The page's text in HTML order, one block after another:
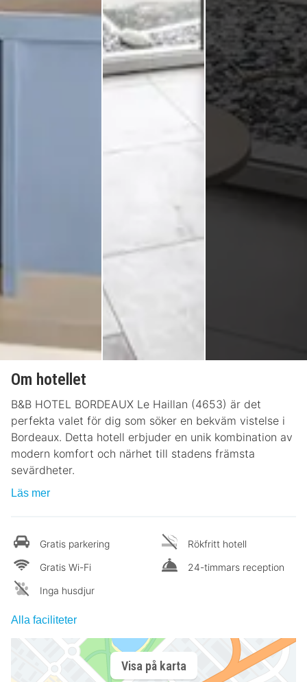
Om hotellet
B&B HOTEL BORDEAUX Le Haillan (4653) är det
perfekta valet för dig som söker en bekväm vistelse i
Bordeaux. Detta hotell erbjuder en unik kombination av
modern komfort och närhet till stadens främsta
sevärdheter.
Läs mer
Gratis parkering
Gratis Wi-Fi
Inga husdjur
Rökfritt hotell
24-timmars reception
Alla faciliteter
Visa på karta